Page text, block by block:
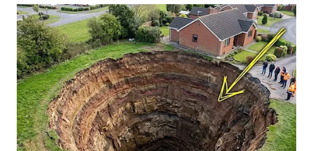
WN
PADANG
LAWAS
WN
SUMEDANG
WN
CIANJUR